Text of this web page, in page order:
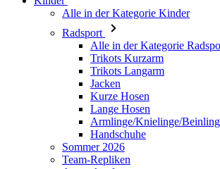
Trikots Langarm
Jacken
Kurze Hosen
Lange Hosen
Armlinge/Knielinge/Beinlinge
Handschuhe
Sommer 2026
Team-Repliken
Ausverkauf
Special Editions
Geschenkgutscheine
Individuelles Design
Stories